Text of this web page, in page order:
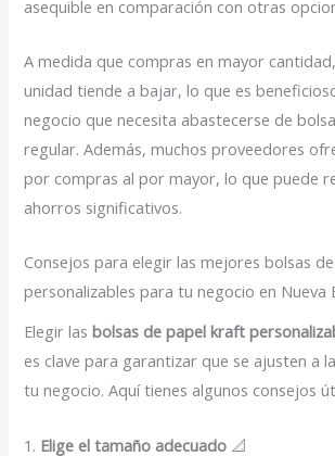
asequible en comparación con otras
A medida que compras en mayor
unidad tiende a bajar, lo que es
negocio que necesita abastecerse de
regular. Además, muchos proveedores
por compras al por mayor, lo que puede
ahorros significativos.
Consejos para elegir las mejores bolsas
personalizables para tu negocio en Nueva
Elegir lasbolsas de papel kraft
es clave para garantizar que se ajusten a
tu negocio. Aquí tienes algunos consejos
1. Elige el tamaño adecuado 📐